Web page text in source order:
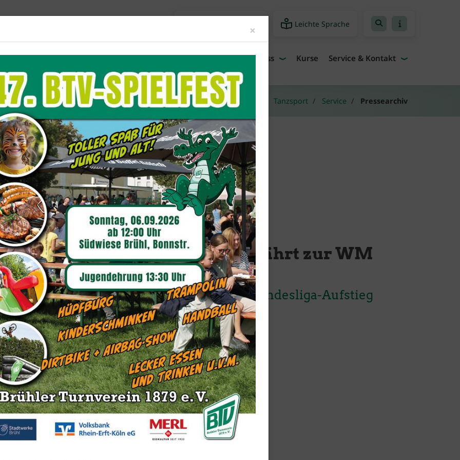
Leichte Sprache
Unser Verein Aktuelles Sportangebote Fitness Kurse Service & Kontakt
Du befindest dich hier: Sportangebote Tanzsport Service Pressearchiv
Tanzformation "Release" fährt zur WM
Istanbul
des TSC Brühl krönt ihre Saison nach Bundesliga-Aufstieg
Stadtanzeiger vom 26.06.2026
× Close